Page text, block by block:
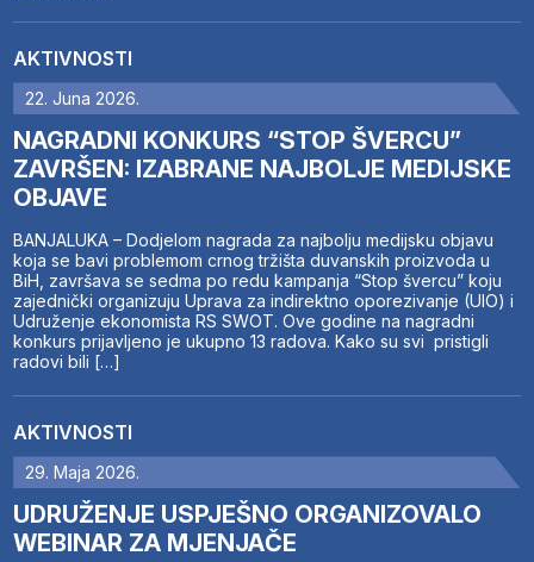
AKTIVNOSTI
22. Juna 2026.
NAGRADNI KONKURS “STOP ŠVERCU”
ZAVRŠEN: IZABRANE NAJBOLJE MEDIJSKE
OBJAVE
BANJALUKA – Dodjelom nagrada za najbolju medijsku objavu
koja se bavi problemom crnog tržišta duvanskih proizvoda u
BiH, završava se sedma po redu kampanja “Stop švercu” koju
zajednički organizuju Uprava za indirektno oporezivanje (UIO) i
Udruženje ekonomista RS SWOT. Ove godine na nagradni
konkurs prijavljeno je ukupno 13 radova. Kako su svi pristigli
radovi bili […]
AKTIVNOSTI
29. Maja 2026.
UDRUŽENJE USPJEŠNO ORGANIZOVALO
WEBINAR ZA MJENJAČE